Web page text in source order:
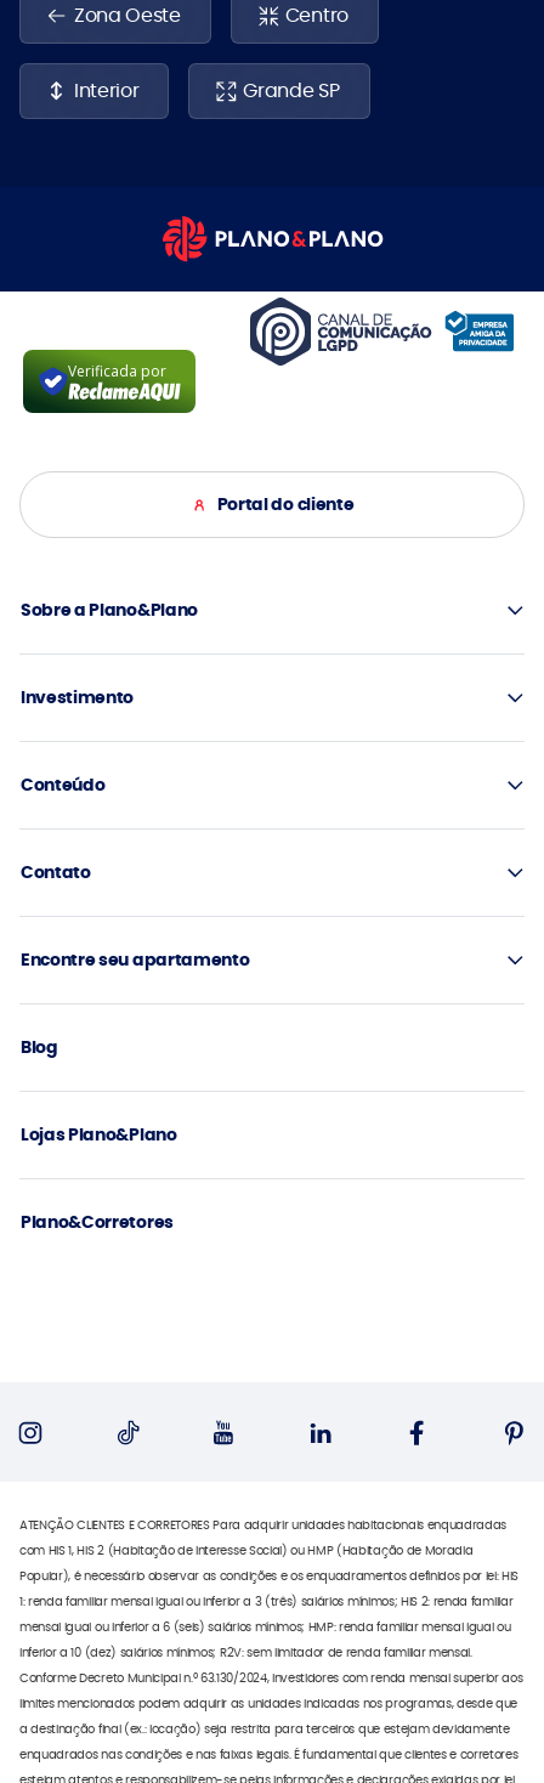
Zona Oeste Centro
Interior Grande SP
Verificada por
Portal do cliente
Sobre a Plano&Plano
Investimento
Conteúdo
Contato
Encontre seu apartamento
Blog
Lojas Plano&Plano
Plano&Corretores
ATENÇÃO CLIENTES E CORRETORES Para adquirir unidades habitacionais enquadradas
com HIS 1, HIS 2 (Habitação de Interesse Social) ou HMP (Habitação de Moradia
Popular), é necessário observar as condições e os enquadramentos definidos por lei: HIS
1: renda familiar mensal igual ou inferior a 3 (três) salários mínimos; HIS 2: renda familiar
mensal igual ou inferior a 6 (seis) salários mínimos; HMP: renda familiar mensal igual ou
inferior a 10 (dez) salários mínimos; R2V: sem limitador de renda familiar mensal.
Conforme Decreto Municipal n.º 63.130/2024, investidores com renda mensal superior aos
limites mencionados podem adquirir as unidades indicadas nos programas, desde que
a destinação final (ex.: locação) seja restrita para terceiros que estejam devidamente
enquadrados nas condições e nas faixas legais. É fundamental que clientes e corretores